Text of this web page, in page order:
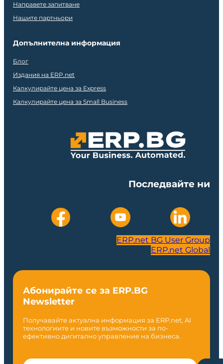
Направете запитване
Нашите партньори
Допълнителна информация
Блог
Издания на ERP.net
Калкулирайте цена за Express
Калкулирайте цена за Small Business
Последвайте ни
ERP.net BG User Group
ERP.net Global
Абонирайте се за ERP.BG
Newsletter
Получавайте актуална информация за ERP.net, AI
технологиите и новите възможности за по-
ефективно дигитално управление на бизнеса.